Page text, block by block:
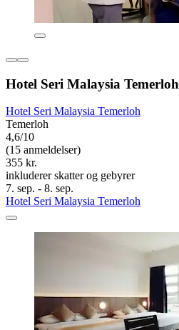
Hotel Seri Malaysia Temerloh
Hotel Seri Malaysia Temerloh
Temerloh
4,6/10
(15 anmeldelser)
355 kr.
inkluderer skatter og gebyrer
7. sep. - 8. sep.
Hotel Seri Malaysia Temerloh